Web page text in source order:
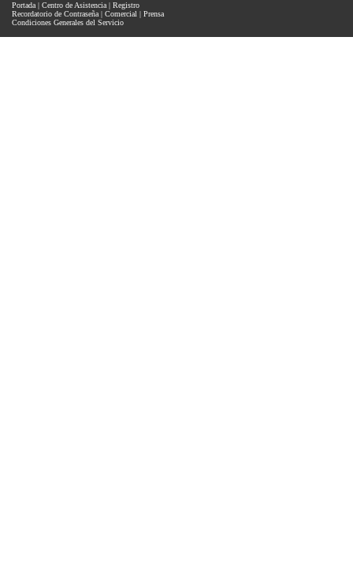
Portada | Centro de Asistencia | Registro
Recordatorio de Contraseña | Comercial | Prensa
Condiciones Generales del Servicio